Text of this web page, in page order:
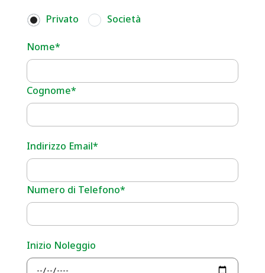
Privato Società
Nome*
Cognome*
Indirizzo Email*
Numero di Telefono*
Inizio Noleggio